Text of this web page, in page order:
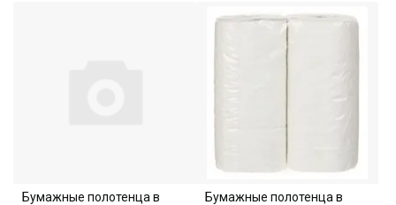
Бумажные полотенца в
Бумажные полотенца в